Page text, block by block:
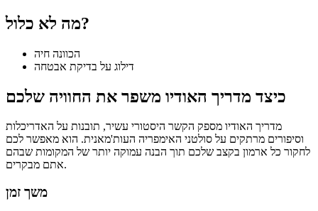
מה לא כלול?
הכוונה חיה
דילוג על בדיקת אבטחה
כיצד מדריך האודיו משפר את החוויה שלכם
מדריך האודיו מספק הקשר היסטורי עשיר, תובנות על האדריכלות
וסיפורים מרתקים על סולטני האימפריה העות'מאנית. הוא מאפשר לכם
לחקור כל ארמון בקצב שלכם תוך הבנה עמוקה יותר של המקומות שבהם
אתם מבקרים.
משך זמן